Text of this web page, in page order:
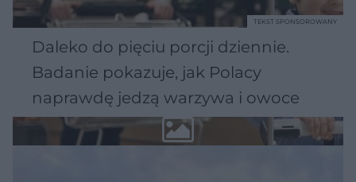
Daleko do pięciu porcji dziennie.
Badanie pokazuje, jak Polacy
naprawdę jedzą warzywa i owoce
TEKST SPONSOROWANY